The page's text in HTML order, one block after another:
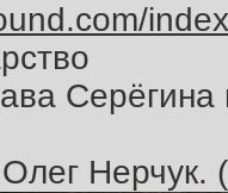
Нерчук.